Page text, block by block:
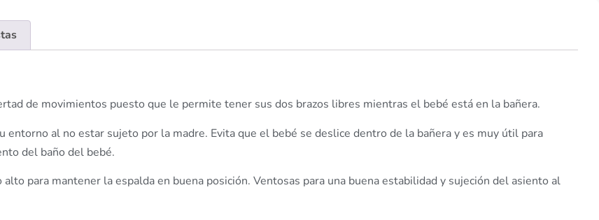
de movimientos puesto que le permite tener sus dos brazos libres mientras el bebé está en la bañera.
al no estar sujeto por la madre. Evita que el bebé se deslice dentro de la bañera y es muy útil para
del baño del bebé.
para mantener la espalda en buena posición. Ventosas para una buena estabilidad y sujeción del asiento al